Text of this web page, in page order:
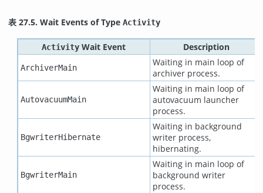
表 27.5. Wait Events of Type Activity
Activity Wait Event Description
ArchiverMain
Waiting in main loop of
archiver process.
AutovacuumMain
Waiting in main loop of
autovacuum launcher
process.
BgwriterHibernate
Waiting in background
writer process,
hibernating.
BgwriterMain
Waiting in main loop of
background writer
process.